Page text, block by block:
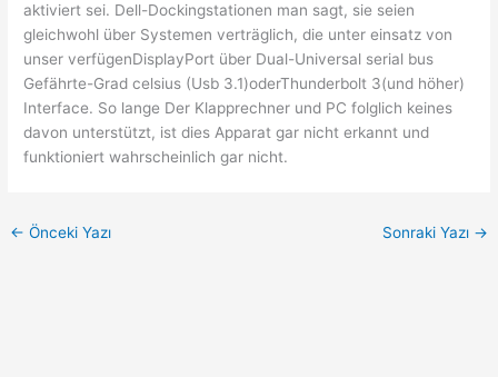
aktiviert sei. Dell-Dockingstationen man sagt, sie seien
gleichwohl über Systemen verträglich, die unter einsatz von
unser verfügenDisplayPort über Dual-Universal serial bus
Gefährte-Grad celsius (Usb 3.1)oderThunderbolt 3(und höher)
Interface. So lange Der Klapprechner und PC folglich keines
davon unterstützt, ist dies Apparat gar nicht erkannt und
funktioniert wahrscheinlich gar nicht.
← Önceki Yazı Sonraki Yazı →